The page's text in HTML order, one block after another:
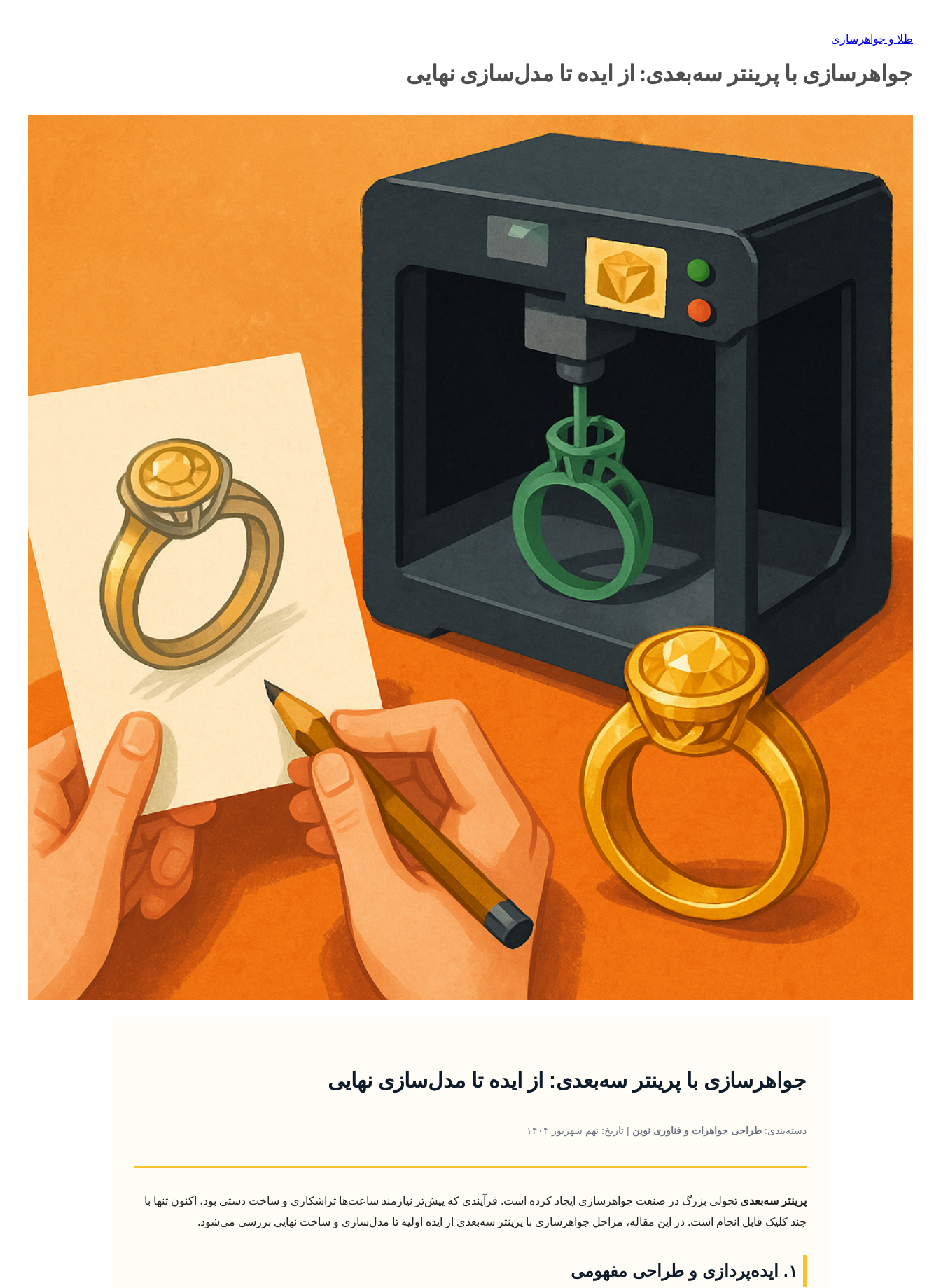
طلا و جواهرسازی
جواهرسازی با پرینتر سه‌بعدی: از ایده تا مدل‌سازی نهایی
جواهرسازی با پرینتر سه‌بعدی: از ایده تا مدل‌سازی نهایی
دسته‌بندی: طراحی جواهرات و فناوری نوین | تاریخ: نهم شهریور ۱۴۰۴
پرینتر سه‌بعدی تحولی بزرگ در صنعت جواهرسازی ایجاد کرده است. فرآیندی که پیش‌تر نیازمند ساعت‌ها تراشکاری و ساخت دستی بود، اکنون تنها با
چند کلیک قابل انجام است. در این مقاله، مراحل جواهرسازی با پرینتر سه‌بعدی از ایده اولیه تا مدل‌سازی و ساخت نهایی بررسی می‌شود.
۱. ایده‌پردازی و طراحی مفهومی